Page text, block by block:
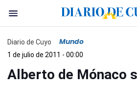
Diario de Cuyo Mundo
1 de julio de 2011 - 00:00
Alberto de Mónaco